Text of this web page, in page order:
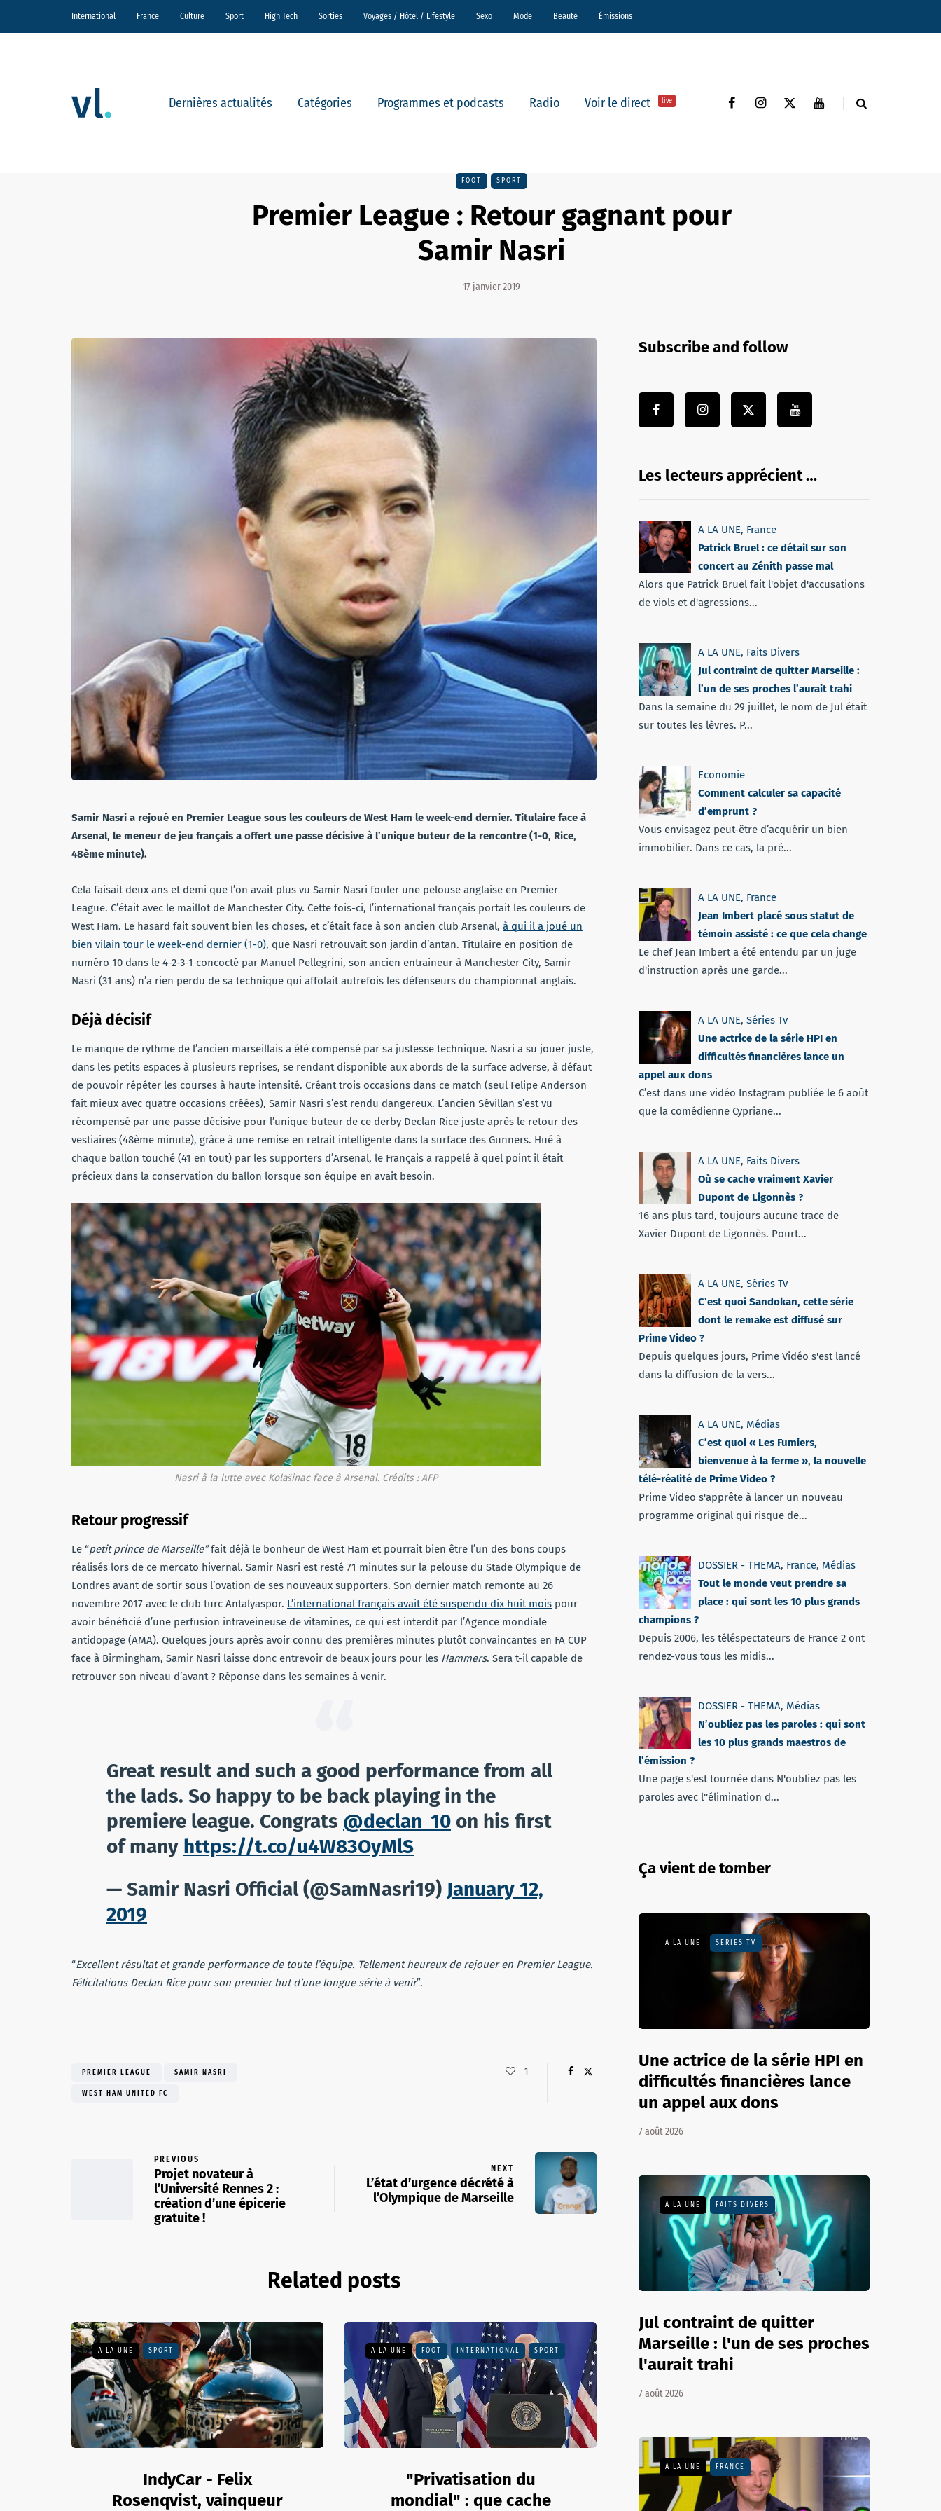
International France Culture Sport High Tech Sorties Voyages / Hôtel / Lifestyle Sexo Mode Beauté Émissions
Dernières actualités Catégories Programmes et podcasts Radio Voir le direct live
FOOT SPORT
Premier League : Retour gagnant pour
Samir Nasri
17 janvier 2019
Samir Nasri a rejoué en Premier League sous les couleurs de West Ham le week-end dernier. Titulaire face à
Arsenal, le meneur de jeu français a offert une passe décisive à l’unique buteur de la rencontre (1-0, Rice,
48ème minute).
Cela faisait deux ans et demi que l’on avait plus vu Samir Nasri fouler une pelouse anglaise en Premier
League. C’était avec le maillot de Manchester City. Cette fois-ci, l’international français portait les couleurs de
West Ham. Le hasard fait souvent bien les choses, et c’était face à son ancien club Arsenal, à qui il a joué un
bien vilain tour le week-end dernier (1-0), que Nasri retrouvait son jardin d’antan. Titulaire en position de
numéro 10 dans le 4-2-3-1 concocté par Manuel Pellegrini, son ancien entraineur à Manchester City, Samir
Nasri (31 ans) n’a rien perdu de sa technique qui affolait autrefois les défenseurs du championnat anglais.
Déjà décisif
Le manque de rythme de l’ancien marseillais a été compensé par sa justesse technique. Nasri a su jouer juste,
dans les petits espaces à plusieurs reprises, se rendant disponible aux abords de la surface adverse, à défaut
de pouvoir répéter les courses à haute intensité. Créant trois occasions dans ce match (seul Felipe Anderson
fait mieux avec quatre occasions créées), Samir Nasri s’est rendu dangereux. L’ancien Sévillan s’est vu
récompensé par une passe décisive pour l’unique buteur de ce derby Declan Rice juste après le retour des
vestiaires (48ème minute), grâce à une remise en retrait intelligente dans la surface des Gunners. Hué à
chaque ballon touché (41 en tout) par les supporters d’Arsenal, le Français a rappelé à quel point il était
précieux dans la conservation du ballon lorsque son équipe en avait besoin.
Nasri à la lutte avec Kolašinac face à Arsenal. Crédits : AFP
Retour progressif
Le “petit prince de Marseille”fait déjà le bonheur de West Ham et pourrait bien être l’un des bons coups
réalisés lors de ce mercato hivernal. Samir Nasri est resté 71 minutes sur la pelouse du Stade Olympique de
Londres avant de sortir sous l’ovation de ses nouveaux supporters. Son dernier match remonte au 26
novembre 2017 avec le club turc Antalyaspor. L’international français avait été suspendu dix huit mois pour
avoir bénéficié d’une perfusion intraveineuse de vitamines, ce qui est interdit par l’Agence mondiale
antidopage (AMA). Quelques jours après avoir connu des premières minutes plutôt convaincantes en FA CUP
face à Birmingham, Samir Nasri laisse donc entrevoir de beaux jours pour les Hammers. Sera t-il capable de
retrouver son niveau d’avant ? Réponse dans les semaines à venir.
Great result and such a good performance from all
the lads. So happy to be back playing in the
premiere league. Congrats @declan_10 on his first
of many https://t.co/u4W83OyMlS
— Samir Nasri Official (@SamNasri19) January 12,
2019
“Excellent résultat et grande performance de toute l’équipe. Tellement heureux de rejouer en Premier League.
Félicitations Declan Rice pour son premier but d’une longue série à venir”.
PREMIER LEAGUE SAMIR NASRI
WEST HAM UNITED FC
1
PREVIOUS
Projet novateur à
l’Université Rennes 2 :
création d’une épicerie
gratuite !
NEXT
L’état d’urgence décrété à
l’Olympique de Marseille
Related posts
A LA UNE SPORT
IndyCar - Felix
Rosenqvist, vainqueur
A LA UNE FOOT INTERNATIONAL SPORT
"Privatisation du
mondial" : que cache
Subscribe and follow
Les lecteurs apprécient …
A LA UNE, France
Patrick Bruel : ce détail sur son
concert au Zénith passe mal
Alors que Patrick Bruel fait l'objet d'accusations
de viols et d'agressions...
A LA UNE, Faits Divers
Jul contraint de quitter Marseille :
l’un de ses proches l’aurait trahi
Dans la semaine du 29 juillet, le nom de Jul était
sur toutes les lèvres. P...
Economie
Comment calculer sa capacité
d’emprunt ?
Vous envisagez peut-être d’acquérir un bien
immobilier. Dans ce cas, la pré...
A LA UNE, France
Jean Imbert placé sous statut de
témoin assisté : ce que cela change
Le chef Jean Imbert a été entendu par un juge
d'instruction après une garde...
A LA UNE, Séries Tv
Une actrice de la série HPI en
difficultés financières lance un
appel aux dons
C’est dans une vidéo Instagram publiée le 6 août
que la comédienne Cypriane...
A LA UNE, Faits Divers
Où se cache vraiment Xavier
Dupont de Ligonnès ?
16 ans plus tard, toujours aucune trace de
Xavier Dupont de Ligonnès. Pourt...
A LA UNE, Séries Tv
C’est quoi Sandokan, cette série
dont le remake est diffusé sur
Prime Video ?
Depuis quelques jours, Prime Vidéo s'est lancé
dans la diffusion de la vers...
A LA UNE, Médias
C’est quoi « Les Fumiers,
bienvenue à la ferme », la nouvelle
télé-réalité de Prime Video ?
Prime Video s'apprête à lancer un nouveau
programme original qui risque de...
DOSSIER - THEMA, France, Médias
Tout le monde veut prendre sa
place : qui sont les 10 plus grands
champions ?
Depuis 2006, les téléspectateurs de France 2 ont
rendez-vous tous les midis...
DOSSIER - THEMA, Médias
N’oubliez pas les paroles : qui sont
les 10 plus grands maestros de
l’émission ?
Une page s'est tournée dans N'oubliez pas les
paroles avec l''élimination d...
Ça vient de tomber
A LA UNE SÉRIES TV
Une actrice de la série HPI en
difficultés financières lance
un appel aux dons
7 août 2026
A LA UNE FAITS DIVERS
Jul contraint de quitter
Marseille : l'un de ses proches
l'aurait trahi
7 août 2026
A LA UNE FRANCE